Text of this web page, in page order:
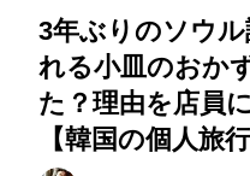
3年ぶりのソウ
れる小皿のおか
た？理由を店員
【韓国の個人旅